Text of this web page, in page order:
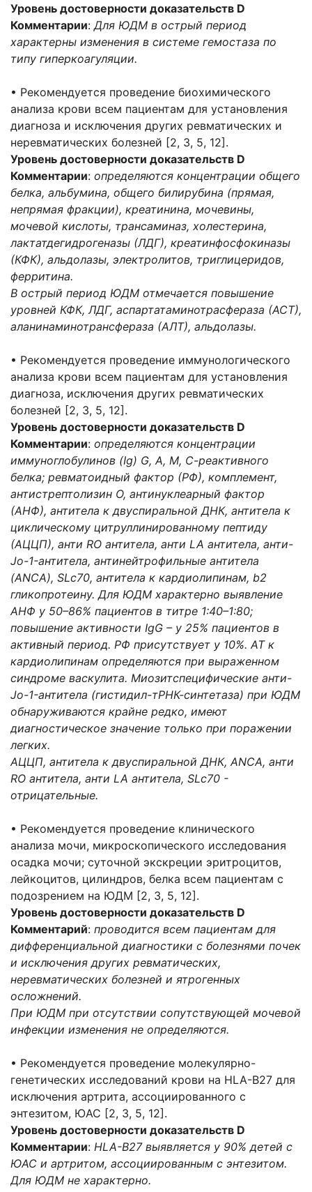
Уровень достоверности доказательств D
Комментарии:Для ЮДМ в острый период
характерны изменения в системе гемостаза по
типу гиперкоагуляции.
• Рекомендуется проведение биохимического
анализа крови всем пациентам для установления
диагноза и исключения других ревматических и
неревматических болезней [2, 3, 5, 12].
Уровень достоверности доказательств D
Комментарии: определяются концентрации общего
белка, альбумина, общего билирубина (прямая,
непрямая фракции), креатинина, мочевины,
мочевой кислоты, трансаминаз, холестерина,
лактатдегидрогеназы (ЛДГ), креатинфосфокиназы
(КФК), альдолазы, электролитов, триглицеридов,
ферритина.
В острый период ЮДМ отмечается повышение
уровней КФК, ЛДГ, аспартатаминотрасфераза (АСТ),
аланинаминотрансфераза (АЛТ), альдолазы.
• Рекомендуется проведение иммунологического
анализа крови всем пациентам для установления
диагноза, исключения других ревматических
болезней [2, 3, 5, 12].
Уровень достоверности доказательств D
Комментарии: определяются концентрации
иммуноглобулинов (Ig) G, A, M, С-реактивного
белка; ревматоидный фактор (РФ), комплемент,
антистрептолизин О, антинуклеарный фактор
(АНФ), антитела к двуспиральной ДНК, антитела к
циклическому цитруллинированному пептиду
(АЦЦП), анти RO антитела, анти LA антитела, анти-
Jo-1-антитела, антинейтрофильные антитела
(ANCA), SLc70, антитела к кардиолипинам, b2
гликопротеину. Для ЮДМ характерно выявление
АНФ у 50–86% пациентов в титре 1:40–1:80;
повышение активности IgG – у 25% пациентов в
активный период. РФ присутствует у 10%. АТ к
кардиолипинам определяются при выраженном
синдроме васкулита. Миозитспецифические анти-
Jo-1-антитела (гистидил-тРНК-синтетаза) при ЮДМ
обнаруживаются крайне редко, имеют
диагностическое значение только при поражении
легких.
АЦЦП, антитела к двуспиральной ДНК, АNCA, анти
RO антитела, анти LA антитела, SLc70 -
отрицательные.
• Рекомендуется проведение клинического
анализа мочи, микроскопического исследования
осадка мочи; суточной экскреции эритроцитов,
лейкоцитов, цилиндров, белка всем пациентам с
подозрением на ЮДМ [2, 3, 5, 12].
Уровень достоверности доказательств D
Комментарий: проводится всем пациентам для
дифференциальной диагностики с болезнями почек
и исключения других ревматических,
неревматических болезней и ятрогенных
осложнений.
При ЮДМ при отсутствии сопутствующей мочевой
инфекции изменения не определяются.
• Рекомендуется проведение молекулярно-
генетических исследований крови на HLA-B27 для
исключения артрита, ассоциированного с
энтезитом, ЮАС [2, 3, 5, 12].
Уровень достоверности доказательств D
Комментарии: HLA-B27 выявляется у 90% детей с
ЮАС и артритом, ассоциированным с энтезитом.
Для ЮДМ не характерно.